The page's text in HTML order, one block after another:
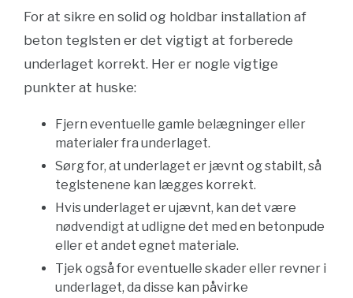
For at sikre en solid og holdbar installation af
beton teglsten er det vigtigt at forberede
underlaget korrekt. Her er nogle vigtige
punkter at huske:
Fjern eventuelle gamle belægninger eller
materialer fra underlaget.
Sørg for, at underlaget er jævnt og stabilt, så
teglstenene kan lægges korrekt.
Hvis underlaget er ujævnt, kan det være
nødvendigt at udligne det med en betonpude
eller et andet egnet materiale.
Tjek også for eventuelle skader eller revner i
underlaget, da disse kan påvirke